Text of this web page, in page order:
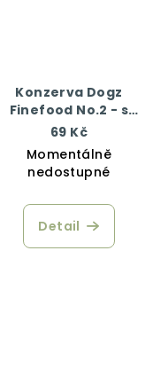
Konzerva Dogz
Finefood No.2 - s
masem 200 g
69 Kč
Momentálně
nedostupné
Detail